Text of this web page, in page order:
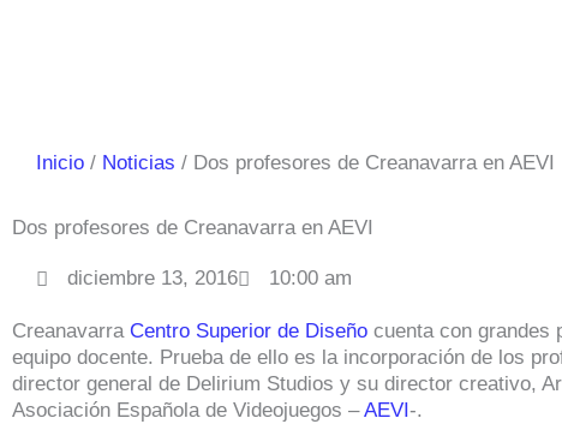
Inicio Noticias Dos profesores de Creanavarra en AEVI
Dos profesores de Creanavarra en AEVI
diciembre 13, 2016 10:00 am
Creanavarra Centro Superior de Diseño cuenta con grandes
equipo docente. Prueba de ello es la incorporación de los
director general de Delirium Studios y su director creativo,
Asociación Española de Videojuegos –AEVI-.